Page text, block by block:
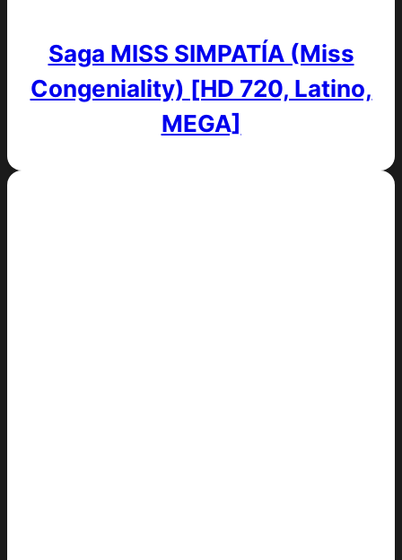
Saga MISS SIMPATÍA (Miss
Congeniality) [HD 720, Latino,
MEGA]